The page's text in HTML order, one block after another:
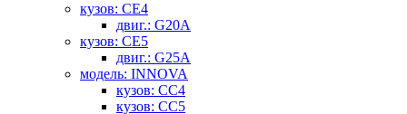
кузов: CE4
двиг.: G20A
кузов: CE5
двиг.: G25A
модель: INNOVA
кузов: CC4
кузов: CC5